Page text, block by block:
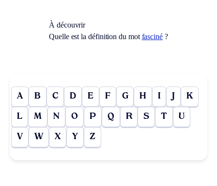
À découvrir
Quelle est la définition du mot fasciné ?
A B C D E F G H I J K
L M N O P Q R S T U
V W X Y Z